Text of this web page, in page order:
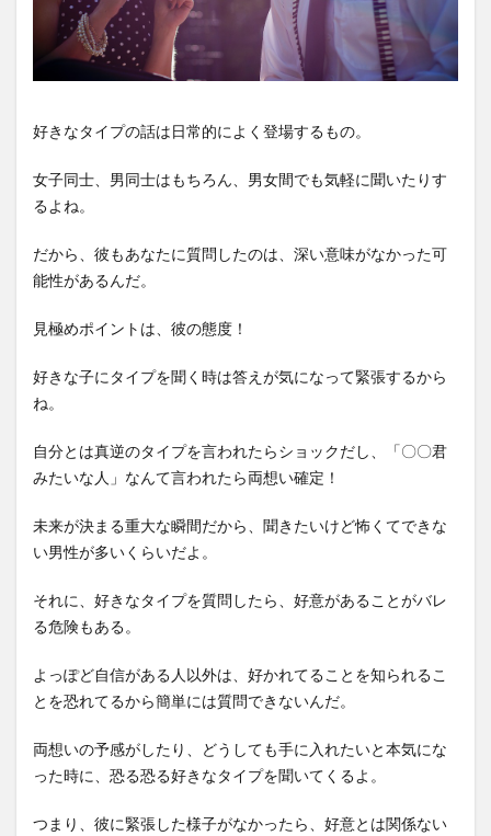
好きなタイプの話は日常的によく登場するもの。
女子同士、男同士はもちろん、男女間でも気軽に聞いたりす
るよね。
だから、彼もあなたに質問したのは、深い意味がなかった可
能性があるんだ。
見極めポイントは、彼の態度！
好きな子にタイプを聞く時は答えが気になって緊張するから
ね。
自分とは真逆のタイプを言われたらショックだし、「〇〇君
みたいな人」なんて言われたら両想い確定！
未来が決まる重大な瞬間だから、聞きたいけど怖くてできな
い男性が多いくらいだよ。
それに、好きなタイプを質問したら、好意があることがバレ
る危険もある。
よっぽど自信がある人以外は、好かれてることを知られるこ
とを恐れてるから簡単には質問できないんだ。
両想いの予感がしたり、どうしても手に入れたいと本気にな
った時に、恐る恐る好きなタイプを聞いてくるよ。
つまり、彼に緊張した様子がなかったら、好意とは関係ない